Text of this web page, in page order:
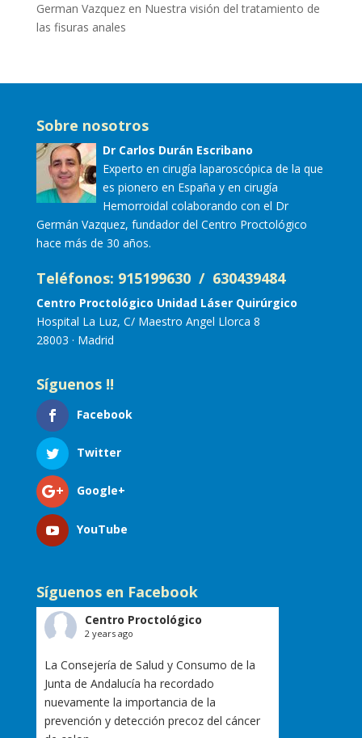
German Vazquezen Nuestra visión del tratamiento de
las fisuras anales
Sobre nosotros
Dr Carlos Durán Escribano
Experto en cirugía laparoscópica de la que
es pionero en España y en cirugía
Hemorroidal colaborando con el Dr
Germán Vazquez, fundador del Centro Proctológico
hace más de 30 años.
Teléfonos: 915199630 / 630439484
Centro Proctológico Unidad Láser Quirúrgico
Hospital La Luz, C/ Maestro Angel Llorca 8
28003 · Madrid
Síguenos !!
Facebook
Twitter
Google+
YouTube
Síguenos en Facebook
Centro Proctológico
2 years ago
La Consejería de Salud y Consumo de la
Junta de Andalucía ha recordado
nuevamente la importancia de la
prevención y detección precoz del cáncer